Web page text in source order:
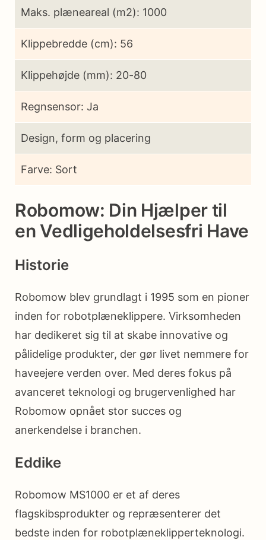
Maks. plæneareal (m2): 1000
Klippebredde (cm): 56
Klippehøjde (mm): 20-80
Regnsensor: Ja
Design, form og placering
Farve: Sort
Robomow: Din Hjælper til
en Vedligeholdelsesfri Have
Historie
Robomow blev grundlagt i 1995 som en pioner
inden for robotplæneklippere. Virksomheden
har dedikeret sig til at skabe innovative og
pålidelige produkter, der gør livet nemmere for
haveejere verden over. Med deres fokus på
avanceret teknologi og brugervenlighed har
Robomow opnået stor succes og
anerkendelse i branchen.
Eddike
Robomow MS1000 er et af deres
flagskibsprodukter og repræsenterer det
bedste inden for robotplæneklipperteknologi.